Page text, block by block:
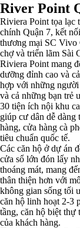
River Point
Riviera Point tọa lạc
chính Quận 7, kết
thương mại SC Vivo
chợ và triển lãm Sài
Riviera Point mang
dưỡng đỉnh cao và
hợp với những người
và cả những bạn trẻ
30 tiện ích nội khu
giúp cư dân dễ
hàng, cửa hàng cà
tiêu chuẩn quốc tế.
Các căn hộ ở dự án
cửa sổ lớn đón lấy
thoáng mát, mang
thân thiện hơn với
không gian sống tối
căn hộ linh hoạt 2-3
tầng, căn hộ biệt thự
của khách hàng.